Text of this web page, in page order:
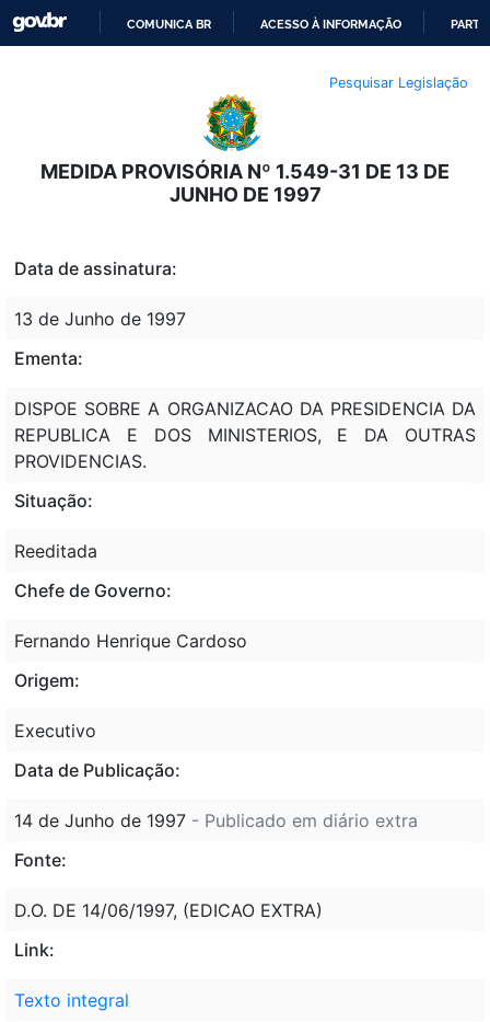
O
CONTEÚDO
COMUNICA BR ACESSO À INFORMAÇÃO
Pesquisar Legislação
MEDIDA PROVISÓRIA Nº 1.549-31 DE 13 DE
JUNHO DE 1997
Data de assinatura:
13 de Junho de 1997
Ementa:
DISPOE SOBRE A ORGANIZACAO DA PRESIDENCIA DA
REPUBLICA E DOS MINISTERIOS, E DA OUTRAS
PROVIDENCIAS.
Situação:
Reeditada
Chefe de Governo:
Fernando Henrique Cardoso
Origem:
Executivo
Data de Publicação:
14 de Junho de 1997 - Publicado em diário extra
Fonte:
D.O. DE 14/06/1997, (EDICAO EXTRA)
Link:
Texto integral